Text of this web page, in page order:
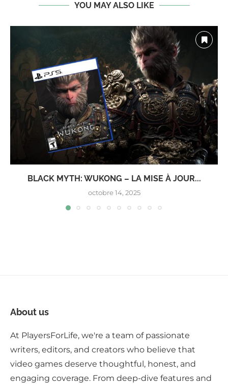
YOU MAY ALSO LIKE
BLACK MYTH: WUKONG – LA MISE À JOUR...
octobre 14, 2025
About us
At PlayersForLife, we're a team of passionate
writers, editors, and creators who believe that
video games deserve thoughtful, honest, and
engaging coverage. From deep-dive features and